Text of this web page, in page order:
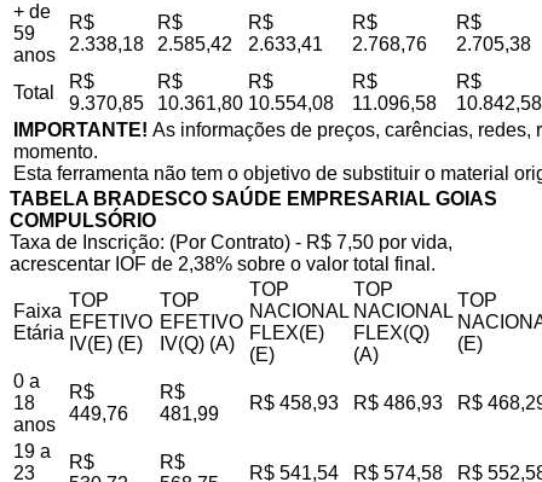
+ de
59
anos
R$
2.338,18
R$
2.585,42
R$
2.633,41
R$
2.768,76
R$
2.705,38
Total
R$
9.370,85
R$
10.361,80
R$
10.554,08
R$
11.096,58
R$
10.842,58
IMPORTANTE! As informações de preços, carências,
momento.
Esta ferramenta não tem o objetivo de substituir o material
TABELA BRADESCO SAÚDE EMPRESARIAL GOIAS
COMPULSÓRIO
Taxa de Inscrição: (Por Contrato) - R$ 7,50 por vida,
acrescentar IOF de 2,38% sobre o valor total final.
Faixa
Etária
TOP
EFETIVO
IV(E) (E)
TOP
EFETIVO
IV(Q) (A)
TOP
NACIONAL
FLEX(E)
(E)
TOP
NACIONAL
FLEX(Q)
(A)
TOP
(E)
0 a
18
anos
R$
449,76
R$
481,99
R$ 458,93 R$ 486,93 R$
19 a
23
R$
R$
R$ 541,54 R$ 574,58 R$